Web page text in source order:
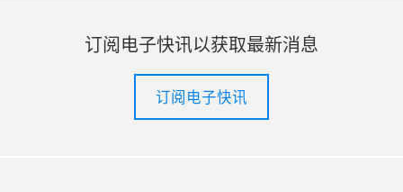
订阅电子快讯以获取最新消息
订阅电子快讯